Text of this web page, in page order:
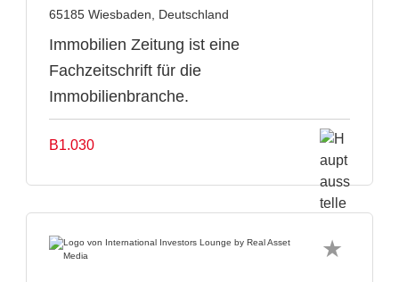
65185 Wiesbaden, Deutschland
Immobilien Zeitung ist eine
Fachzeitschrift für die
Immobilienbranche.
B1.030